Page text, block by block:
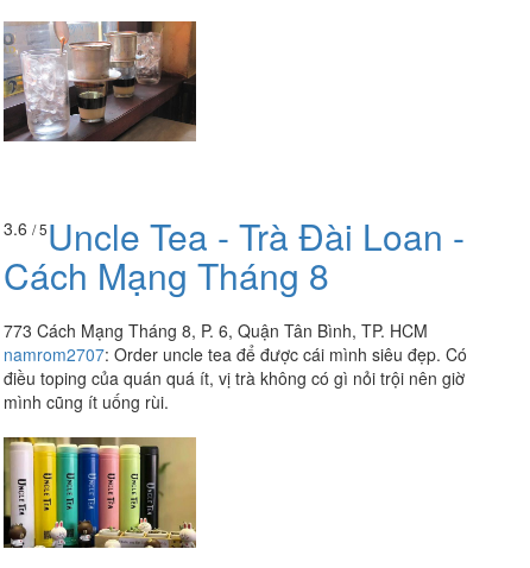
3.6 / 5Uncle Tea - Trà Đài Loan -
Cách Mạng Tháng 8
773 Cách Mạng Tháng 8, P. 6, Quận Tân Bình, TP. HCM
namrom2707: Order uncle tea để được cái mình siêu đẹp. Có
điều toping của quán quá ít, vị trà không có gì nỏi trội nên giờ
mình cũng ít uống rùi.